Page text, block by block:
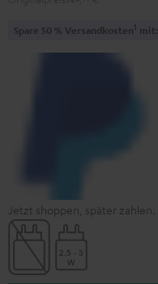
Spare 50 % Versandkosten1 mit:
Jetzt shoppen, später zahlen.